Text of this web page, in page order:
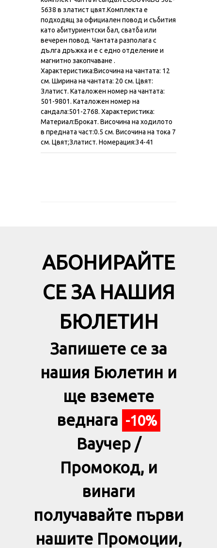
5638 в златист цвят.Комплекта е
подходящ за официален повод и събития
като абитуриентски бал, сватба или
вечерен повод. Чантата разполага с
дълга дръжка и е с едно отделение и
магнитно закопчаване .
Характеристика:Височина на чантата: 12
см. Ширина на чантата: 20 см. Цвят:
Златист. Kаталожен номер на чантата:
501-9801. Kаталожен номер на
сандала:501-2768. Характеристикa:
Материал:Брокат. Височина на ходилото
в предната част:0.5 см. Височина на тока 7
см. Цвят;Златист. Номерация:34-41
АБОНИРАЙТЕ
СЕ ЗА НАШИЯ
БЮЛЕТИН
Запишете се за
нашия Бюлетин и
ще вземете
веднага -10%
Ваучер /
Промокод, и
винаги
получавайте първи
нашите Промоции,